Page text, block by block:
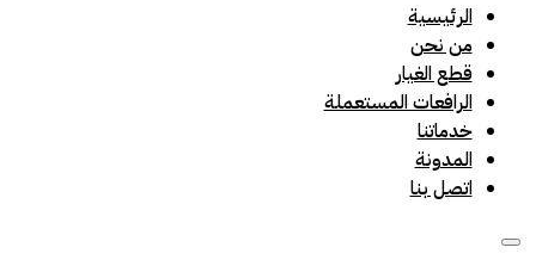
الرئيسية
من نحن
قطع الغيار
الرافعات المستعملة
خدماتنا
المدونة
اتصل بنا